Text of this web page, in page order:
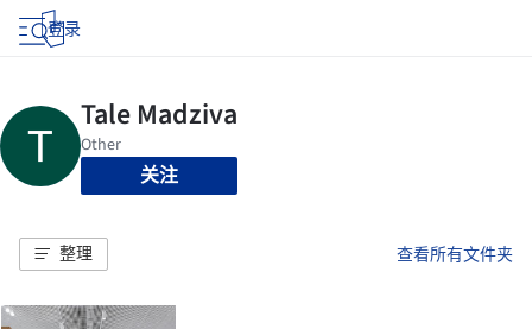
登录
关注
整理 查看所有文件夹